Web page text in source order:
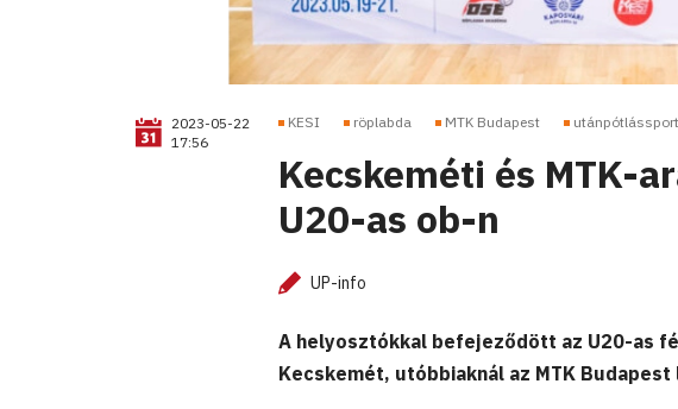
2023-05-22
17:56
KESI röplabda MTK Budapest utánpótlássport
Kecskeméti és MTK-
U20-as ob-n
UP-info
A helyosztókkal befejeződött az U20-as
Kecskemét, utóbbiaknál az MTK